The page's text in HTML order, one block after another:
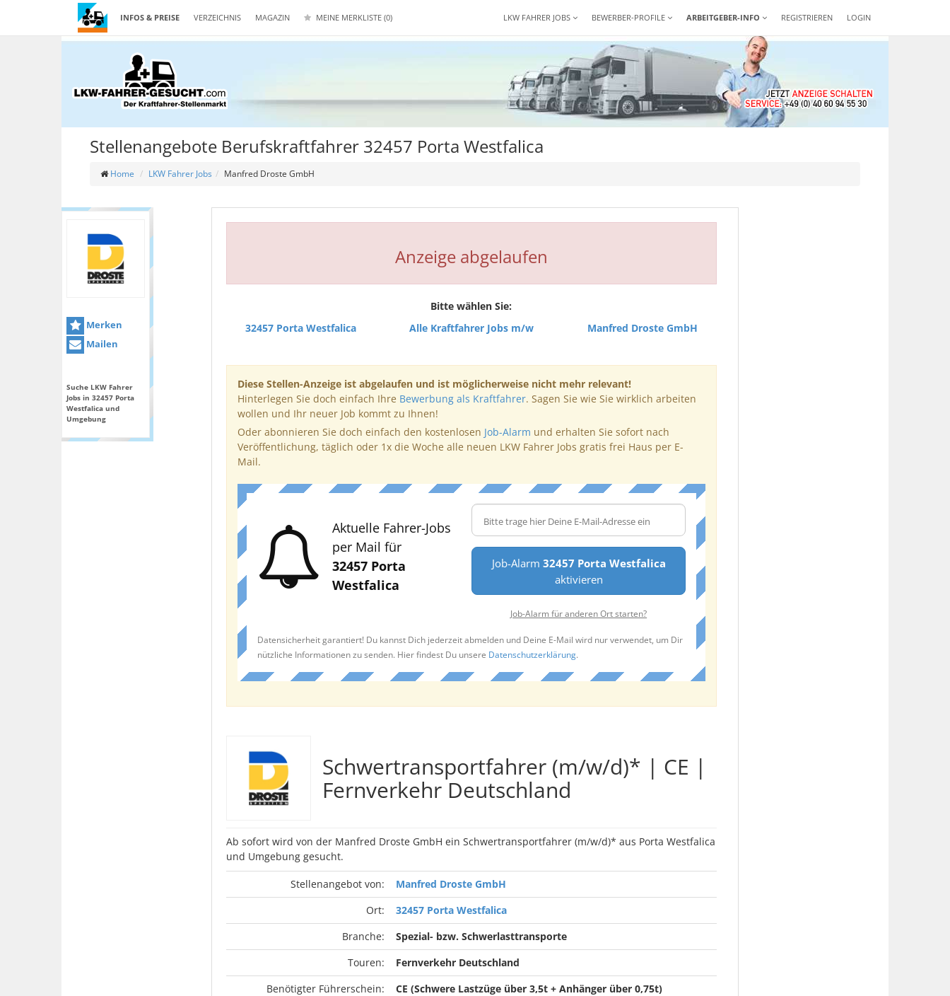
INFOS & PREISE VERZEICHNIS MAGAZIN MEINE MERKLISTE (0) REGISTRIEREN LOGIN
LKW FAHRER JOBS BEWERBER-PROFILE ARBEITGEBER-INFO
Stellenangebote Berufskraftfahrer 32457 Porta Westfalica
Home LKW Fahrer Jobs Manfred Droste GmbH
Merken
Mailen
Suche LKW Fahrer
Jobs in 32457 Porta
Westfalica und
Umgebung
Anzeige abgelaufen
Bitte wählen Sie:
32457 Porta Westfalica
Alle Kraftfahrer Jobs m/w Manfred Droste GmbH
Diese Stellen-Anzeige ist abgelaufen und ist möglicherweise nicht mehr relevant!
Hinterlegen Sie doch einfach Ihre Bewerbung als Kraftfahrer. Sagen Sie wie Sie wirklich arbeiten
wollen und Ihr neuer Job kommt zu Ihnen!
Oder abonnieren Sie doch einfach den kostenlosen Job-Alarm und erhalten Sie sofort nach
Veröffentlichung, täglich oder 1x die Woche alle neuen LKW Fahrer Jobs gratis frei Haus per E-
Mail.
Aktuelle Fahrer-Jobs
per Mail für
32457 Porta
Westfalica
Job-Alarm 32457 Porta Westfalica
aktivieren
Job-Alarm für anderen Ort starten?
Datensicherheit garantiert! Du kannst Dich jederzeit abmelden und Deine E-Mail wird nur verwendet, um Dir
nützliche Informationen zu senden. Hier findest Du unsere Datenschutzerklärung.
Schwertransportfahrer (m/w/d)* | CE |
Fernverkehr Deutschland
Ab sofort wird von der Manfred Droste GmbH ein Schwertransportfahrer (m/w/d)* aus Porta Westfalica
und Umgebung gesucht.
Stellenangebot von:
Manfred Droste GmbH
Ort:
32457 Porta Westfalica
Branche:
Spezial- bzw. Schwerlasttransporte
Touren:
Fernverkehr Deutschland
Benötigter Führerschein:
CE (Schwere Lastzüge über 3,5t + Anhänger über 0,75t)